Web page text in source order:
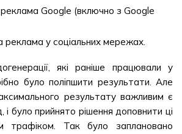
Google (включно з Google
реклама у соціальних мережах.
які раніше працювали у
було поліпшити результати. Але
результату важливим є
і було прийнято рішення доповнити ці
трафіком. Так було заплановано